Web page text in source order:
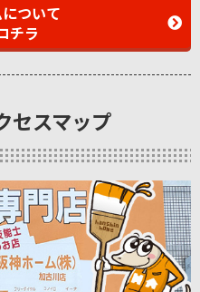
ついて
チラ
セスマップ